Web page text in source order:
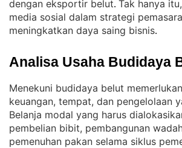
dengan eksportir belut. Tak hanya
media sosial dalam strategi
meningkatkan daya saing bisnis.
Analisa Usaha Budidaya
Menekuni budidaya belut
keuangan, tempat, dan pengelolaan
Belanja modal yang harus
pembelian bibit, pembangunan
pemenuhan pakan selama siklus